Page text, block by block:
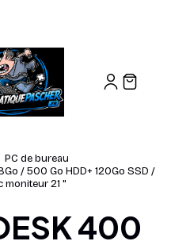
PC de bureau
/ 500 Go HDD+ 120Go SSD /
moniteur 21 "